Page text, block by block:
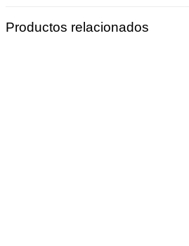
Productos relacionados